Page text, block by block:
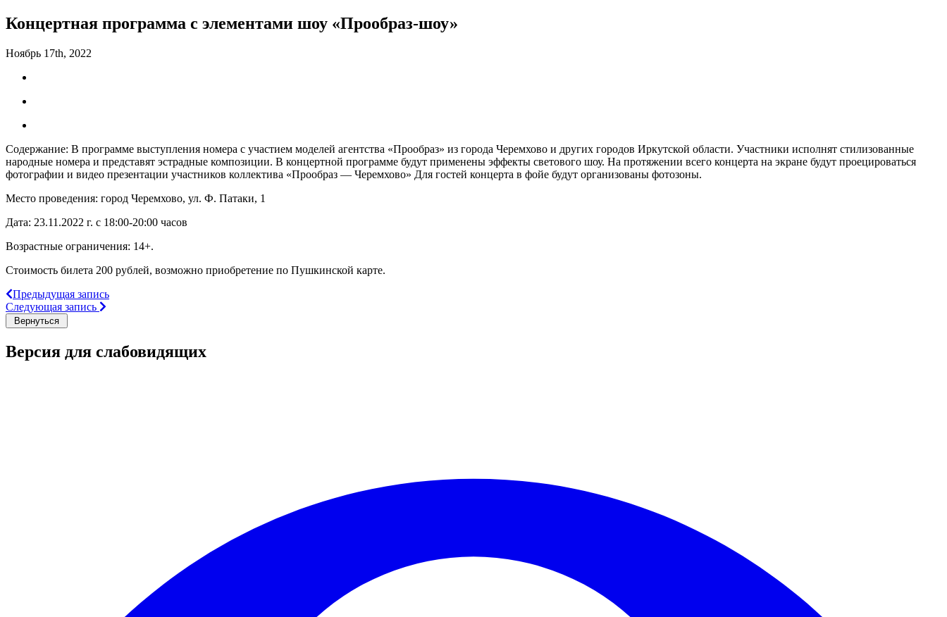
Концертная программа с элементами шоу «Прообраз-шоу»
Ноябрь 17th, 2022
Содержание: В программе выступления номера с участием моделей агентства «Прообраз» из города Черемхово и других городов Иркутской области. Участники исполнят стилизованные
народные номера и представят эстрадные композиции. В концертной программе будут применены эффекты светового шоу. На протяжении всего концерта на экране будут проецироваться
фотографии и видео презентации участников коллектива «Прообраз — Черемхово» Для гостей концерта в фойе будут организованы фотозоны.
Место проведения: город Черемхово, ул. Ф. Патаки, 1
Дата: 23.11.2022 г. с 18:00-20:00 часов
Возрастные ограничения: 14+.
Стоимость билета 200 рублей, возможно приобретение по Пушкинской карте.
Предыдущая запись
Следующая запись
Версия для слабовидящих